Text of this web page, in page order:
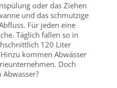
oder das Ziehen
und das schmutzige
Für jeden eine
Täglich fallen so in
120 Liter
kommen Abwässer
Doch